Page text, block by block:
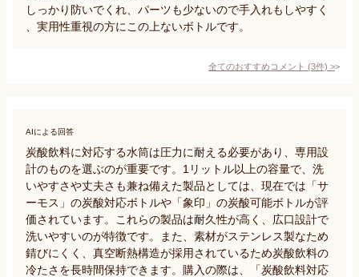
しっかり防いでくれ、パーツも少ないので手入れもしやすく
、実用性重視の方にこの上ないボトルです。
全てのおすすめコメント (3件) >
AIによる回答
炭酸飲料に対応する水筒は圧力に耐える必要があり、専用設
計のものを選ぶのが重要です。1リットル以上の容量で、洗
いやすさや丈夫さも兼ね備えた製品としては、現在では「サ
ーモス」の炭酸対応ボトルや「象印」の炭酸可能ボトルが評
価されています。これらの製品は耐久性が高く、広口設計で
洗いやすいのが特徴です。また、素材がステンレス製なため
錆びにくく、真空断熱構造が採用されているため炭酸飲料の
冷たさを長時間保持できます。購入の際は、「炭酸飲料対応